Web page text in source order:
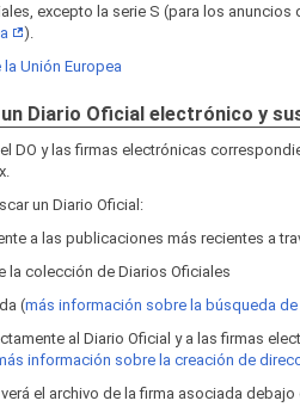
excepto la serie S (para los anuncios
).
Unión Europea
Diario Oficial electrónico y
DO y las firmas electrónicas
un Diario Oficial:
a las publicaciones más recientes a
la colección de Diarios Oficiales
(más información sobre la búsqueda de
al Diario Oficial y a las firmas
información sobre la creación de
el archivo de la firma asociada